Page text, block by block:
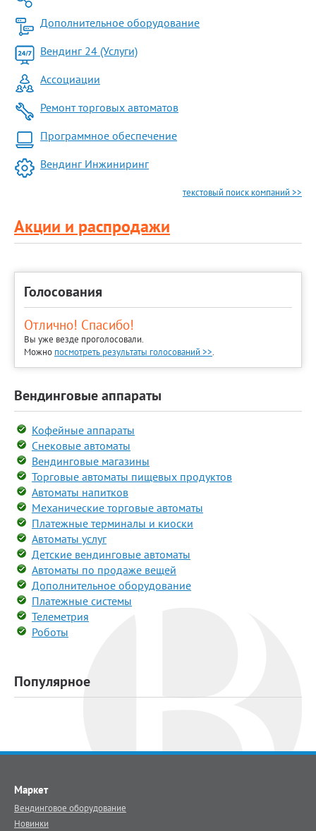
Дополнительное оборудование
Вендинг 24 (Услуги)
Ассоциации
Ремонт торговых автоматов
Программное обеспечение
Вендинг Инжиниринг
текстовый поиск компаний >>
Акции и распродажи
Голосования
Отлично! Спасибо!
Вы уже везде проголосовали.
Можно посмотреть результаты голосований >>.
Вендинговые аппараты
Кофейные аппараты
Снековые автоматы
Вендинговые магазины
Торговые автоматы пищевых продуктов
Автоматы напитков
Механические торговые автоматы
Платежные терминалы и киоски
Автоматы услуг
Детские вендинговые автоматы
Автоматы по продаже вещей
Дополнительное оборудование
Платежные системы
Телеметрия
Роботы
Популярное
Маркет
Вендинговое оборудование
Новинки